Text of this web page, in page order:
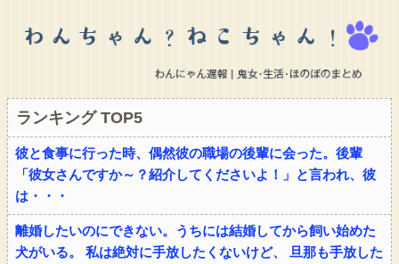
ランキング TOP5
彼と食事に行った時、偶然彼の職場の後輩に会った。後輩
「彼女さんですか～？紹介してくださいよ！」と言われ、彼
は・・・
離婚したいのにできない。うちには結婚してから飼い始めた
犬がいる。 私は絶対に手放したくないけど、 旦那も手放した